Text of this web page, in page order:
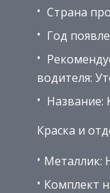
Страна
Год
водителя:
Название:
Краска и
Металлик:
Комплект